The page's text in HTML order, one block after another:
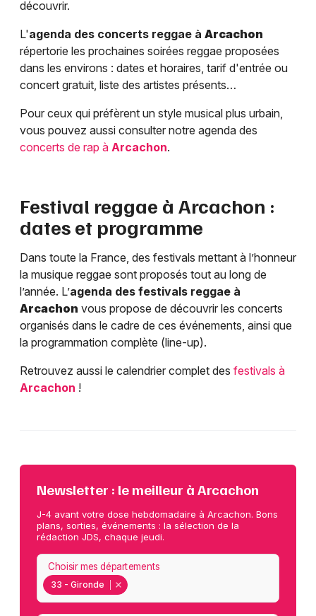
découvrir.
L'agenda des concerts reggae à Arcachon
répertorie les prochaines soirées reggae proposées
dans les environs : dates et horaires, tarif d'entrée ou
concert gratuit, liste des artistes présents…
Pour ceux qui préfèrent un style musical plus urbain,
vous pouvez aussi consulter notre agenda des
concerts de rap à Arcachon.
Festival reggae à Arcachon :
dates et programme
Dans toute la France, des festivals mettant à l’honneur
la musique reggae sont proposés tout au long de
l’année. L’agenda des festivals reggae à
Arcachon vous propose de découvrir les concerts
organisés dans le cadre de ces événements, ainsi que
la programmation complète (line-up).
Retrouvez aussi le calendrier complet des festivals à
Arcachon !
Newsletter : le meilleur à Arcachon
J-4 avant votre dose hebdomadaire à Arcachon. Bons
plans, sorties, événements : la sélection de la
rédaction JDS, chaque jeudi.
33 - Gironde
Choisir mes départements